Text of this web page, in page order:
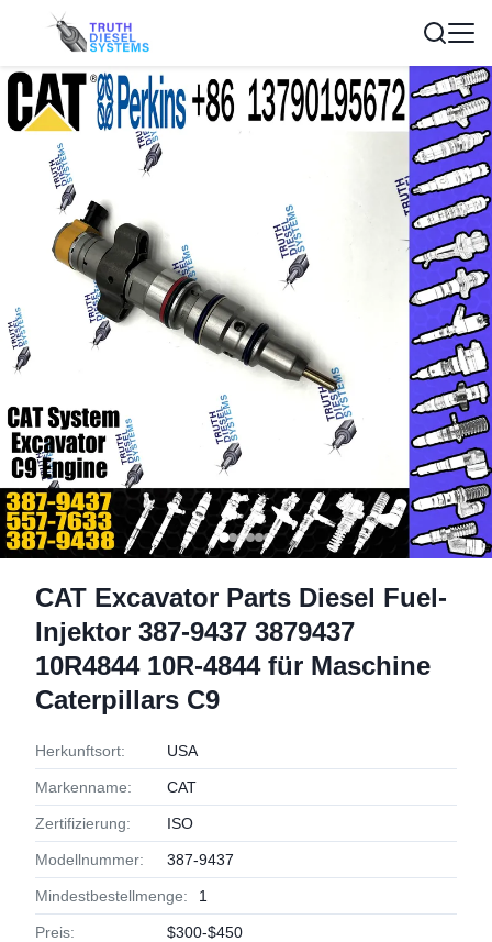
CAT Excavator Parts Diesel Fuel-
Injektor 387-9437 3879437
10R4844 10R-4844 für Maschine
Caterpillars C9
Herkunftsort: USA
Markenname: CAT
Zertifizierung: ISO
Modellnummer: 387-9437
Mindestbestellmenge: 1
Preis: $300-$450